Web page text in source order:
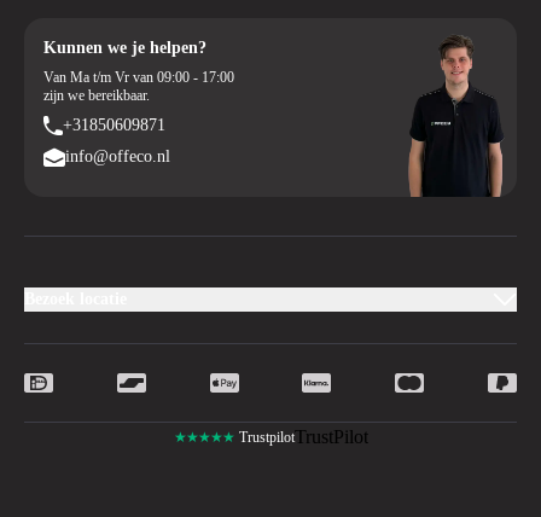
Kunnen we je helpen?
Van Ma t/m Vr van 09:00 - 17:00
zijn we bereikbaar.
+31850609871
info@offeco.nl
★★★★★ TrustpilotTrustPilot